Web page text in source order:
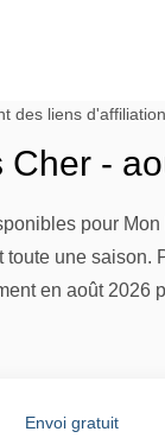
des liens
-
pour
une
en août 2026
Envoi gratuit